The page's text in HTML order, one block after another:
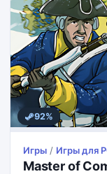
92%
Игры / Игры для
Master of